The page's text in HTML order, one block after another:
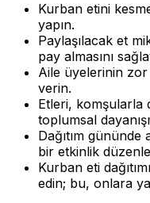
Kurban etini
yapın.
Paylaşılacak et
pay almasını
Aile üyelerinin
verin.
Etleri, komşularla
toplumsal
Dağıtım
bir etkinlik
Kurban eti
edin; bu, onlara